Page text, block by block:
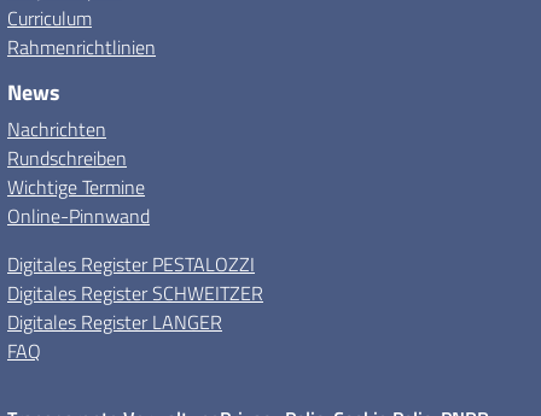
Curriculum
Rahmenrichtlinien
News
Nachrichten
Rundschreiben
Wichtige Termine
Online-Pinnwand
Digitales Register PESTALOZZI
Digitales Register SCHWEITZER
Digitales Register LANGER
FAQ